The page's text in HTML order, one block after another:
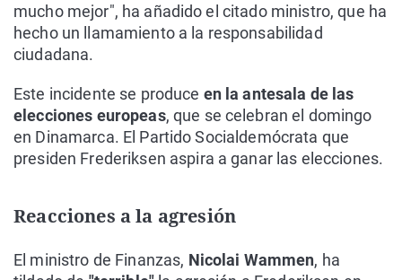
mucho mejor", ha añadido el citado ministro, que ha
hecho un llamamiento a la responsabilidad
ciudadana.
Este incidente se produce en la antesala de las
elecciones europeas, que se celebran el domingo
en Dinamarca. El Partido Socialdemócrata que
presiden Frederiksen aspira a ganar las elecciones.
Reacciones a la agresión
El ministro de Finanzas, Nicolai Wammen, ha